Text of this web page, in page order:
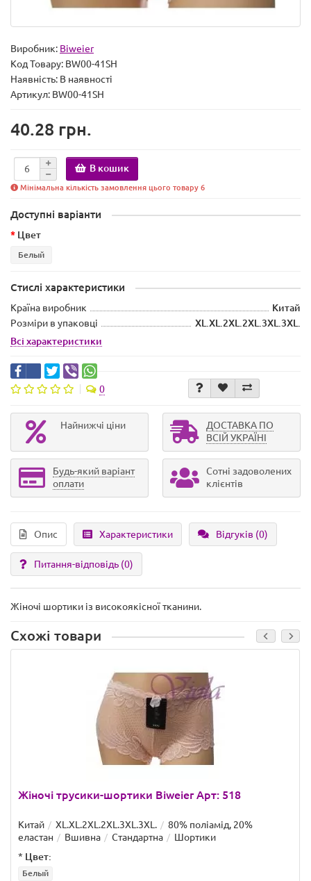
Виробник: Biweier
Код Товару: BW00-41SH
Наявність: В наявності
Артикул: BW00-41SH
40.28 грн.
В кошик
Мінімальна кількість замовлення цього товару 6
Доступні варіанти
Цвет
Белый
Стислі характеристики
Країна виробник
Китай
Розміри в упаковці
ХL.ХL.2XL.2XL.3XL.3XL.
Всі характеристики
0
Найнижчі ціни
ДОСТАВКА ПО
ВСІЙ УКРАЇНІ
Будь-який варіант
оплати
Сотні задоволених
клієнтів
Опис Характеристики Відгуків (0)
Питання-відповідь (0)
Жіночі шортики із високоякісної тканини.
Схожі товари
Жіночі трусики-шортики Biweier Арт: 518
Китай XL.XL.2XL.2XL.3XL.3XL.
80% поліамід, 20%
еластан
Вшивна Стандартна
Шортики
* Цвет:
Белый